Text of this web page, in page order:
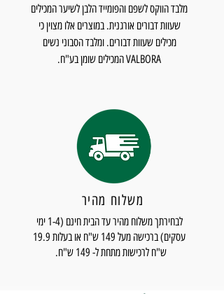
מלבד הווקס לשפם והפומייד הלבן לשיער המכילים
שעוות דבורים אורגנית. במוצרים אלו מצוין כי
מכילים שעוות דבורים. ומלבד הסבוני נשים
VALBORA המכילים שומן בע"ח.
משלוח מהיר
לבחירתך משלוח מהיר עד הבית חינם (1-4 ימי
עסקים) ברכישה מעל 149 ש"ח או בעלות 19.9
ש"ח לרכישות מתחת ל- 149 ש"ח.